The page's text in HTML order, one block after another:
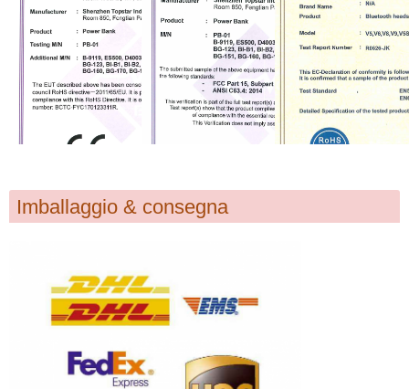
Imballaggio & consegna